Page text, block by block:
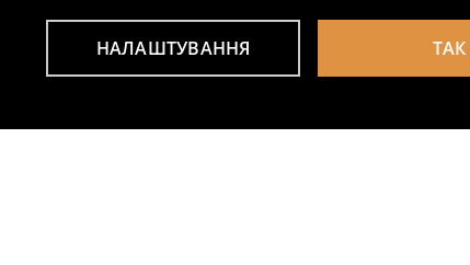
НАЛАШТУВАННЯ ТАК